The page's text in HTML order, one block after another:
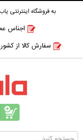
به فروشگاه اینترنتی
اجناس
سفارش کالا از